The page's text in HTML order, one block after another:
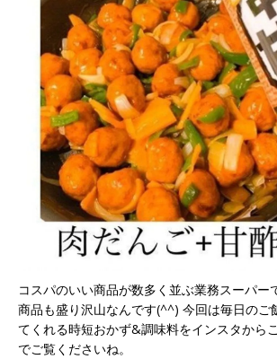
コスパのいい商品が数多く並ぶ業務スーパー
商品も盛り沢山なんです(^^) 今回は毎日のご
てくれる時短おかず&調味料をインスタから
でご覧くださいね。